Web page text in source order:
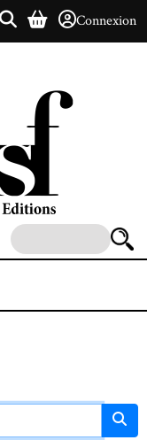
Connexion